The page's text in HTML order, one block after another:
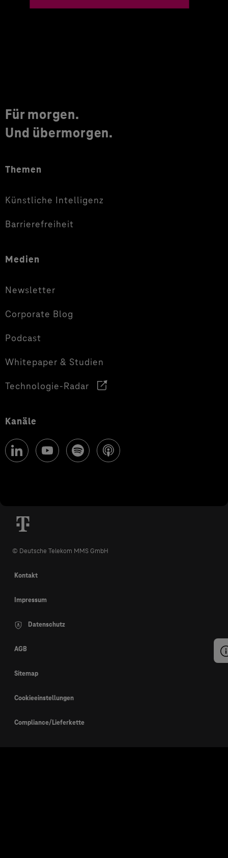
Für morgen.
Und übermorgen.
Themen
Künstliche Intelligenz
Barrierefreiheit
Medien
Newsletter
Corporate Blog
Podcast
Whitepaper & Studien
Technologie-Radar
Kanäle
© Deutsche Telekom MMS GmbH
Kontakt
Impressum
Datenschutz
AGB
Sitemap
Cookieeinstellungen
Compliance/Lieferkette